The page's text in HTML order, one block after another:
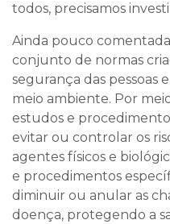
todos, precisamos
Ainda pouco
conjunto de normas
segurança das pessoas
meio ambiente. Por
estudos e
evitar ou controlar os
agentes físicos e
e procedimentos
diminuir ou anular as
doença, protegendo a